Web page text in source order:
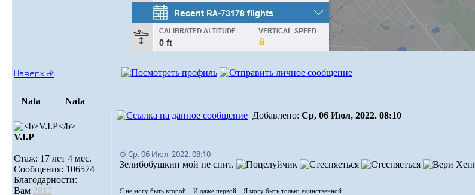
Наверх ⮵
Nata Nata
V.I.Р
Стаж: 17 лет 4 мес.
Сообщения: 106574
Благодарности:
Вам 2817
Добавлено: Ср, 06 Июл, 2022. 08:10
⊙ Ср, 06 Июл, 2022. 08:10
Зелибобушкин мой не спит.
Я не могу быть второй... И даже первой... Я могу быть только единственной.